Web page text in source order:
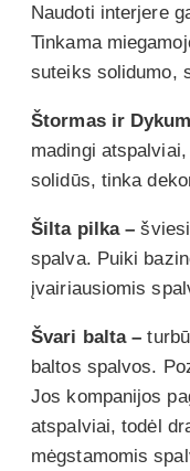
Naudoti interjere
Tinkama
suteiks solidumo,
Štormas ir
madingi
solidūs, tinka
Šilta pilka –
spalva. Puiki
įvairiausiomis
Švari balta –
baltos spalvos.
Jos kompanijos
atspalviai, todėl
mėgstamomis